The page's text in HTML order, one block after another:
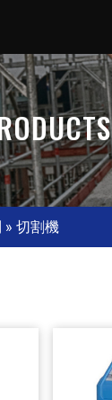
» 切割機